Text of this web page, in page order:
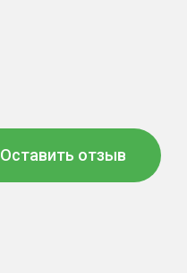
Оставить отзыв